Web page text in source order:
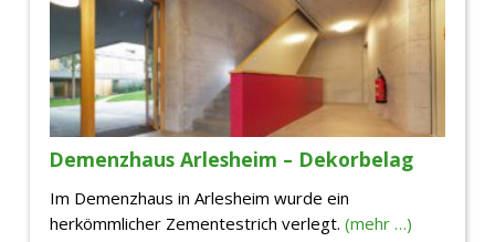
Demenzhaus Arlesheim – Dekorbelag
Im Demenzhaus in Arlesheim wurde ein
herkömmlicher Zementestrich verlegt. (mehr …)